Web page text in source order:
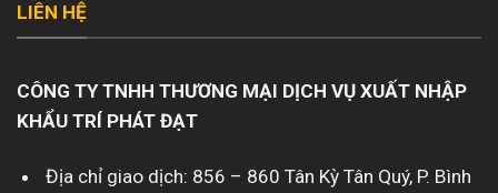
LIÊN HỆ
CÔNG TY TNHH THƯƠNG MẠI DỊCH VỤ XUẤT NHẬP
KHẨU TRÍ PHÁT ĐẠT
Địa chỉ giao dịch: 856 – 860 Tân Kỳ Tân Quý, P. Bình